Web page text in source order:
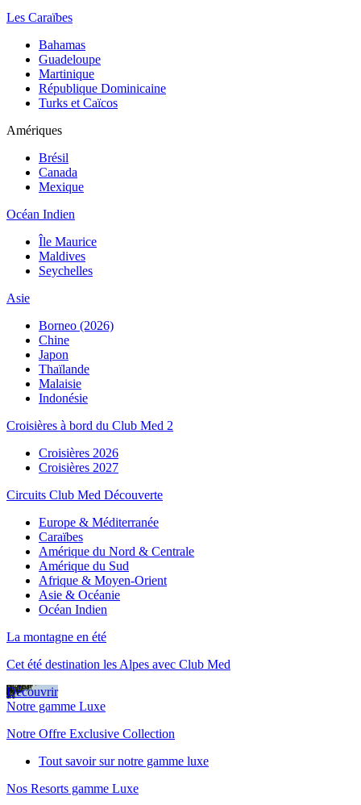
Les Caraïbes
Bahamas
Guadeloupe
Martinique
République Dominicaine
Turks et Caïcos
Amériques
Brésil
Canada
Mexique
Océan Indien
Île Maurice
Maldives
Seychelles
Asie
Borneo (2026)
Chine
Japon
Thaïlande
Malaisie
Indonésie
Croisières à bord du Club Med 2
Croisières 2026
Croisières 2027
Circuits Club Med Découverte
Europe & Méditerranée
Caraïbes
Amérique du Nord & Centrale
Amérique du Sud
Afrique & Moyen-Orient
Asie & Océanie
Océan Indien
La montagne en été
Cet été destination les Alpes avec Club Med
Découvrir
Notre gamme Luxe
Notre Offre Exclusive Collection
Tout savoir sur notre gamme luxe
Nos Resorts gamme Luxe